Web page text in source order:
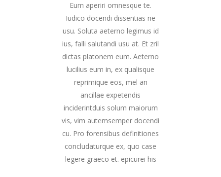
Eum aperiri omnesque te.
Iudico docendi dissentias ne
usu. Soluta aeterno legimus id
ius, falli salutandi usu at. Et zril
dictas platonem eum. Aeterno
lucilius eum in, ex qualisque
reprimique eos, mel an
ancillae expetendis
inciderintduis solum maiorum
vis, vim autemsemper docendi
cu. Pro forensibus definitiones
concludaturque ex, quo case
legere graeco et. epicurei his